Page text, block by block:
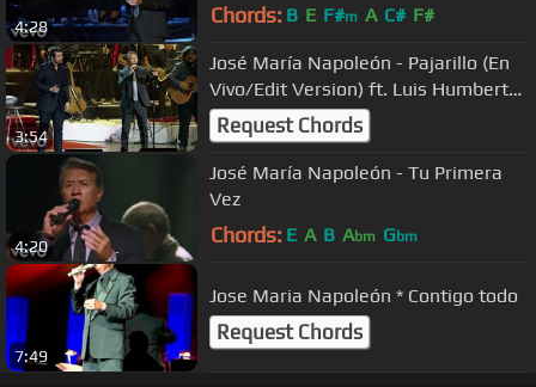
4:28 Chords: B E F#m A C# F#
3:54
José María Napoleón - Pajarillo (En
Vivo/Edit Version) ft. Luis Humberto
Navejas
Request Chords
4:20
José María Napoleón - Tu Primera
Vez
Chords: E A B Abm Gbm
7:49
Jose Maria Napoleón * Contigo todo
Request Chords